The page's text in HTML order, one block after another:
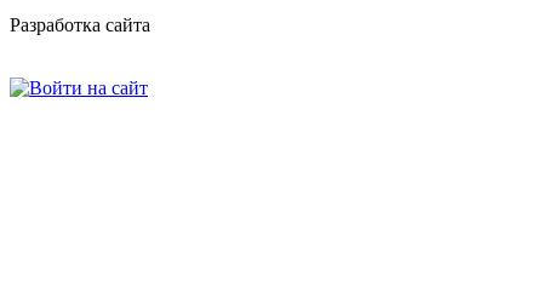
Разработка сайта